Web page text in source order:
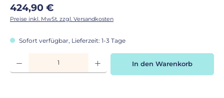
Regulärer Preis:
424,90 €
Preise inkl. MwSt. zzgl. Versandkosten
Sofort verfügbar, Lieferzeit: 1-3 Tage
Produkt Anzahl: Gib den gewünschten Wert ein oder benutze die
In den Warenkorb